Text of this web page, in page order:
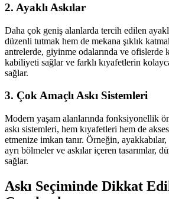
2. Ayaklı Askılar
Daha çok geniş alanlarda tercih edilen
düzenli tutmak hem de mekana şıklık
antrelerde, giyinme odalarında ve ofislerde
kabiliyeti sağlar ve farklı kıyafetlerin
sağlar.
3. Çok Amaçlı Askı Sistemleri
Modern yaşam alanlarında fonksiyonellik
askı sistemleri, hem kıyafetleri hem de
etmenize imkan tanır. Örneğin,
ayrı bölmeler ve askılar içeren tasarımlar,
sağlar.
Askı Seçiminde Dikkat